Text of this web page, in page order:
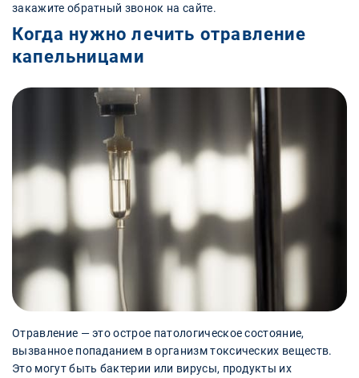
закажите обратный звонок на сайте.
Когда нужно лечить отравление
капельницами
Отравление — это острое патологическое состояние,
вызванное попаданием в организм токсических веществ.
Это могут быть бактерии или вирусы, продукты их